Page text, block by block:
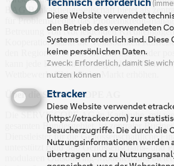
BAG Bankaktiengesellschaft bietet als
für Problemkredite das Problemkredit-
Betreuung von Not leidenden
Kooperation stärkt die Volksbanken
den Regionen. Durch die klar zueinander
kann jede Bank ihr Kreditgeschäft
Wettbewerbsfähigkeit im Markt erhöhen.
Über die SERVISCOPE AG
Die SERVISCOPE AG in Karlsruhe, mit
gesamten Bundesgebiet, ist zentraler
Dienstleister für die Genossenschaftliche
unterstützt rund 380 Genossenschafts- und
modularen Outsourcing-Modellen und bietet
Diese Website verwendet
den Betrieb des verwendeten
Systems erforderlich sind. Diese
keine persönlichen Daten.
Zweck: Erforderlich, damit Sie
nutzen können
Etracker
Diese Website verwendet
(https://etracker.com) zur
Besucherzugriffe. Die durch die
Nutzungsinformationen werden
übertragen und zu